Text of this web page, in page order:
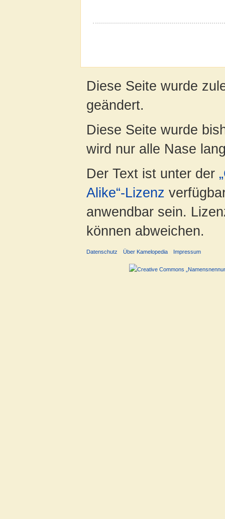
Diese Seite wurde
geändert.
Diese Seite wurde
wird nur alle Nase
Der Text ist unter der
Alike“-Lizenz
anwendbar sein.
können abweichen.
Datenschutz Über Kamelopedia Impressum